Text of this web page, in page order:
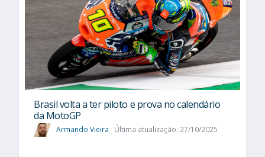
Brasil volta a ter piloto e prova no calendário
da MotoGP
Armando Vieira Última atualização: 27/10/2025